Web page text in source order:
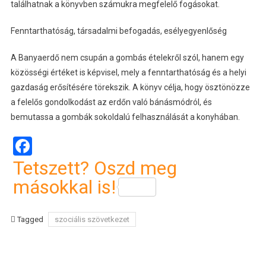
találhatnak a könyvben számukra megfelelő fogásokat.
Fenntarthatóság, társadalmi befogadás, esélyegyenlőség
A Banyaerdő nem csupán a gombás ételekről szól, hanem egy
közösségi értéket is képvisel, mely a fenntarthatóság és a helyi
gazdaság erősítésére törekszik. A könyv célja, hogy ösztönözze
a felelős gondolkodást az erdőn való bánásmódról, és
bemutassa a gombák sokoldalú felhasználását a konyhában.
Facebook
Tetszett? Oszd meg
másokkal is!
Tagged szociális szövetkezet